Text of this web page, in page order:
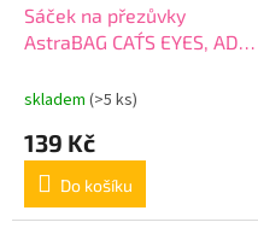
Sáček na přezůvky
AstraBAG CAT´S EYES, AD1,
skladem (>5 ks)
139 Kč
Do košíku